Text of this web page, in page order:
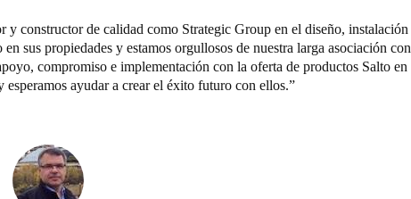
y constructor de calidad como Strategic Group en el diseño, instalación
sus propiedades y estamos orgullosos de nuestra larga asociación con
compromiso e implementación con la oferta de productos Salto en
esperamos ayudar a crear el éxito futuro con ellos.